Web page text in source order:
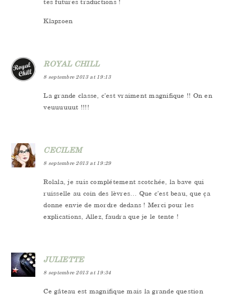
Klapzoen
ROYAL CHILL
8 septembre 2013 at 19:13
La grande classe, c’est vraiment magnifique !! On en
veuuuuuut !!!!
CECILEM
8 septembre 2013 at 19:29
Rolala, je suis complétement scotchée, la bave qui
ruisselle au coin des lèvres… Que c’est beau, que ça
donne envie de mordre dedans ! Merci pour les
explications, Allez, faudra que je le tente !
JULIETTE
8 septembre 2013 at 19:34
Ce gâteau est magnifique mais la grande question